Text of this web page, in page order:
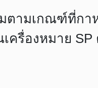
ามเกณฑ์ที่กา
ครื่องหมาย SP